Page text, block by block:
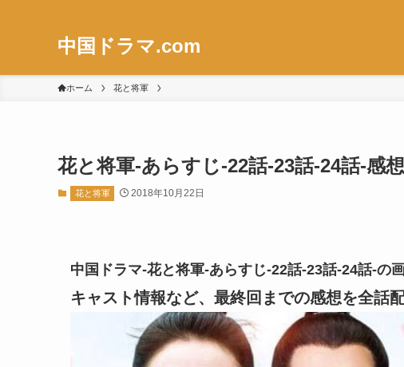
中国ドラマ.com
ホーム 花と将軍
花と将軍-あらすじ-22話-23話-24話-感
花と将軍 2018年10月22日
中国ドラマ-花と将軍-あらすじ-22話-23話-24話-の
キャスト情報など、最終回までの感想を全話配